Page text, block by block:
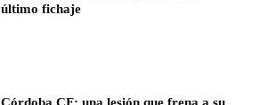
último fichaje